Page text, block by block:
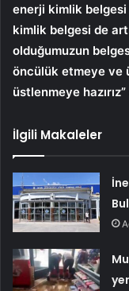
enerji kimlik belgesi
kimlik belgesi de
olduğumuzun
öncülük etmeye ve
üstlenmeye
İlgili Makaleler